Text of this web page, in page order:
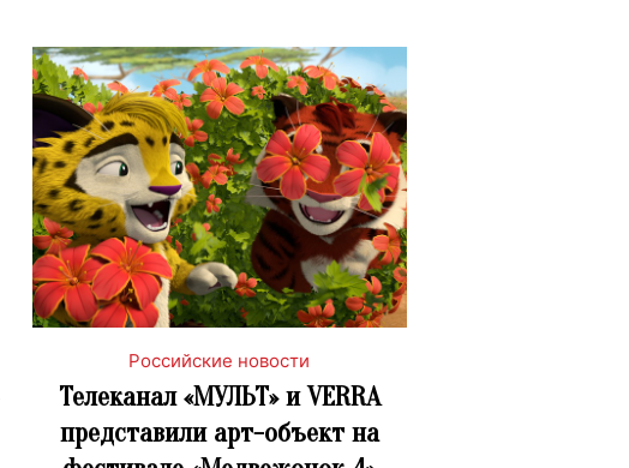
Российские новости
Телеканал «МУЛЬТ» и VERRA
представили арт-объект на